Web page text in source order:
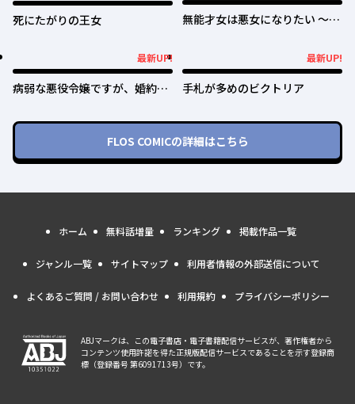
死にたがりの王女
無能才女は悪女になりたい ～義
爵様の溺愛に気づかない～
最新UP!
病弱な悪役令嬢ですが、婚約者
たち犬猿の仲でしたよね!?)
最新UP!
手札が多めのビクトリア
FLOS COMICの詳細はこちら
ホーム 無料話増量 ランキング 掲載作品一覧
ジャンル一覧 サイトマップ 利用者情報の外部送信について
よくあるご質問 / お問い合わせ 利用規約 プライバシーポリシー
ABJマークは、この電子書店・電子書籍配信サービスが、著作権者から
コンテンツ使用許諾を得た正規版配信サービスであることを示す登録商
標（登録番号 第6091713号）です。